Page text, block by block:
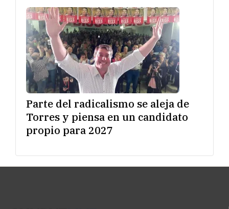
Parte del radicalismo se aleja de
Torres y piensa en un candidato
propio para 2027